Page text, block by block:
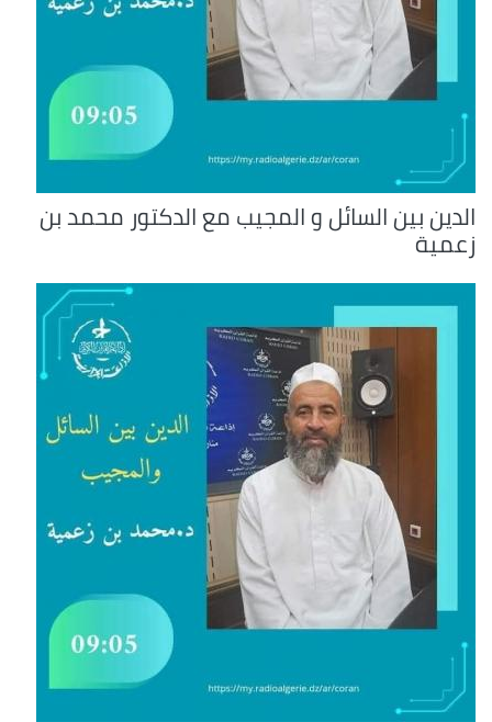
الدين بين السائل و المجيب مع الدكتور محمد بن
زعمية